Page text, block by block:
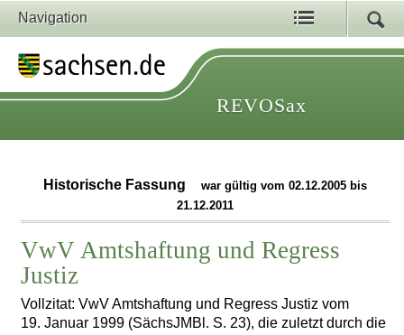
Navigation
REVOSax
Historische Fassung
war gültig vom 02.12.2005 bis
21.12.2011
VwV Amtshaftung und Regress
Justiz
Vollzitat: VwV Amtshaftung und Regress Justiz vom
19. Januar 1999 (SächsJMBl. S. 23), die zuletzt durch die